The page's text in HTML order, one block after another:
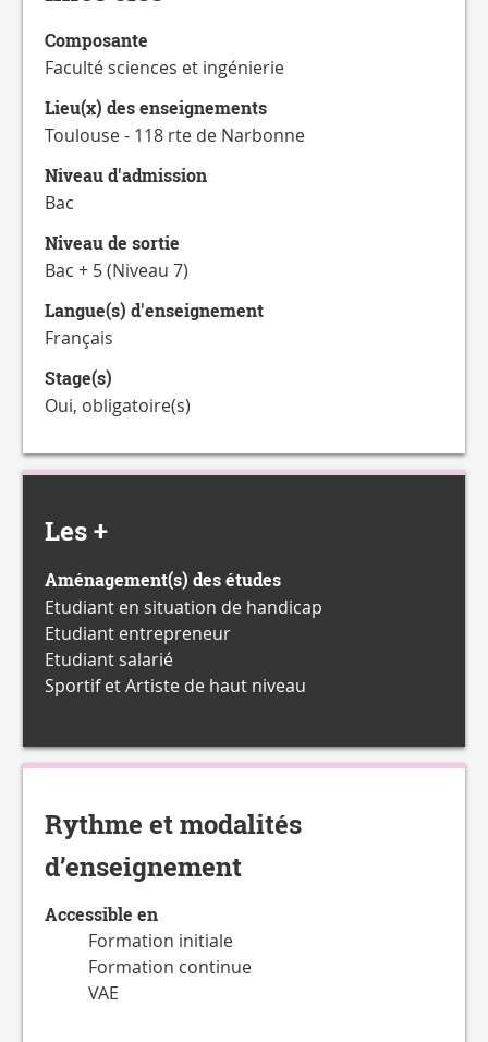
CATALOGUE
FORMATIONS
Composante
Faculté sciences et ingénierie
Lieu(x) des enseignements
Toulouse - 118 rte de Narbonne
Niveau d'admission
Bac
Niveau de sortie
Bac + 5 (Niveau 7)
Langue(s) d'enseignement
Français
Stage(s)
Oui, obligatoire(s)
Les +
Aménagement(s) des études
Etudiant en situation de handicap
Etudiant entrepreneur
Etudiant salarié
Sportif et Artiste de haut niveau
Rythme et modalités
d’enseignement
Accessible en
Formation initiale
Formation continue
VAE